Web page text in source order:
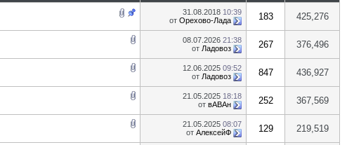
31.08.2018 10:39
от Орехово-Лада 183 425,276
08.07.2026 21:38
от Ладовоз 267 376,496
12.06.2025 09:52
от Ладовоз 847 436,927
21.05.2025 18:18
от вАВАн 252 367,569
21.05.2025 08:07
от АлексейФ 129 219,519